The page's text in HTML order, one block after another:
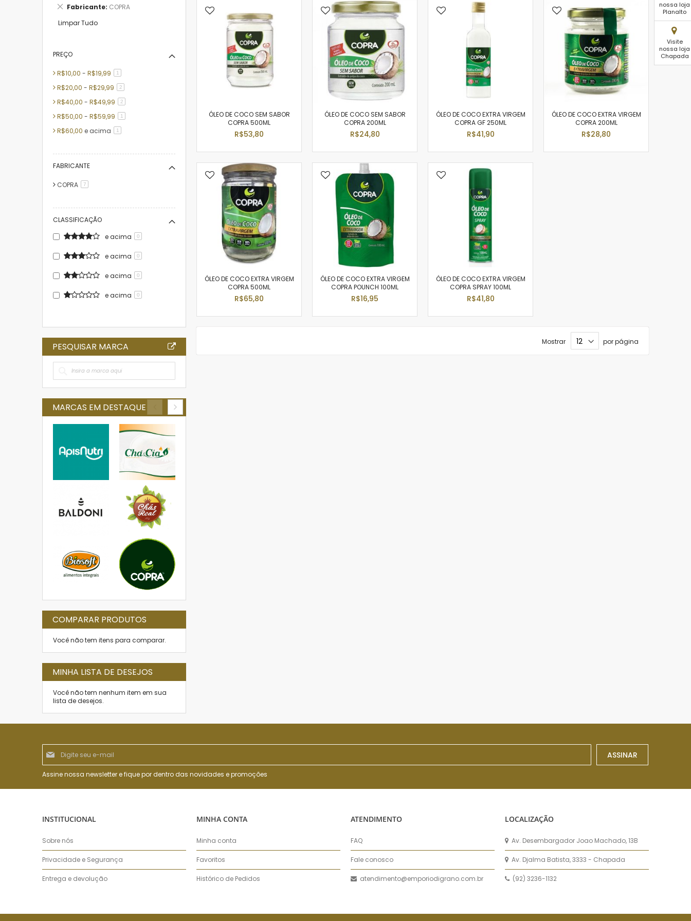
ÓLEO DE COCO SEM SABOR
COPRA 500ML
R$53,80
ÓLEO DE COCO SEM SABOR
COPRA 200ML
R$24,80
ÓLEO DE COCO EXTRA VIRGEM
COPRA GF 250ML
R$41,90
ÓLEO DE COCO EXTRA VIRGEM
COPRA 200ML
R$28,80
ÓLEO DE COCO EXTRA VIRGEM
COPRA 500ML
R$65,80
ÓLEO DE COCO EXTRA VIRGEM
COPRA POUNCH 100ML
R$16,95
ÓLEO DE COCO EXTRA VIRGEM
COPRA SPRAY 100ML
R$41,80
Mostrar por página
nossa loja
Planalto
Visite
nossa loja
Chapada
Fabricante COPRA
Remover
Item
Limpar Tudo
PREÇO
R$10,00 - R$19,99 1
R$20,00 - R$29,99 2artigo
R$40,00 - R$49,99 2artigo
R$50,00 - R$59,99 1
R$60,00 e acima 1
FABRICANTE
COPRA 7artigo
CLASSIFICAÇÃO
e acima
0
e acima 0
e acima 0
e acima 0
PESQUISAR MARCA
MARCAS EM DESTAQUE
COMPARAR PRODUTOS
Você não tem itens para comparar.
MINHA LISTA DE DESEJOS
Você não tem nenhum item em sua
lista de desejos.
Inscreva-
se
na
nossa
ASSINAR
Assine nossa newsletter e fique por dentro das novidades e promoções
INSTITUCIONAL
Sobre nós
Privacidade e Segurança
Entrega e devolução
MINHA CONTA
Minha conta
Favoritos
Histórico de Pedidos
ATENDIMENTO
FAQ
Fale conosco
atendimento@emporiodigrano.com.br
LOCALIZAÇÃO
Av. Desembargador Joao Machado, 13B
Av. Djalma Batista, 3333 - Chapada
(92) 3236-1132